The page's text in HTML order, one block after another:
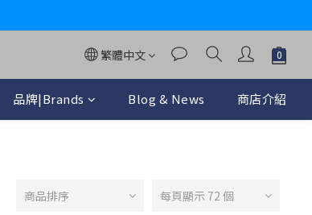
繁體中文
品牌|Brands Blog & News 商店介紹
商品排序 每頁顯示 72 個